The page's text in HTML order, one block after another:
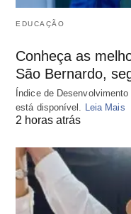
EDUCAÇÃO
Conheça as
São Bernardo,
Índice de
está disponível.
Leia Mais
2 horas atrás